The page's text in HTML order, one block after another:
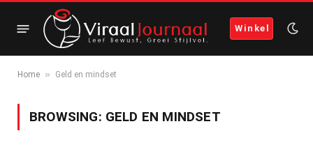
Winkel
Home » Geld en mindset
BROWSING: GELD EN MINDSET